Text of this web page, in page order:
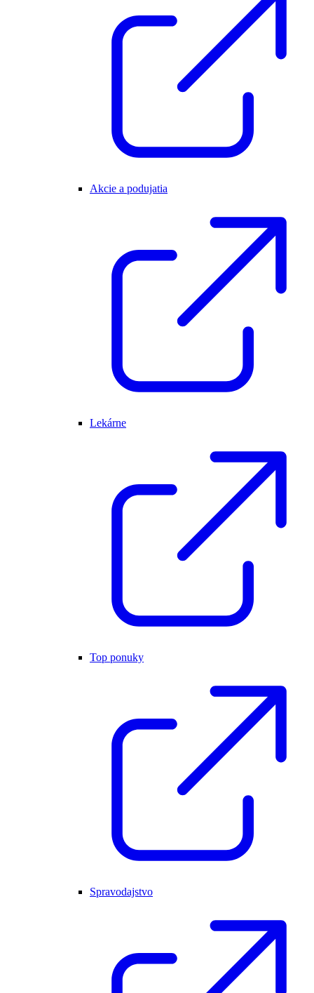
Akcie a podujatia
Lekárne
Top ponuky
Spravodajstvo